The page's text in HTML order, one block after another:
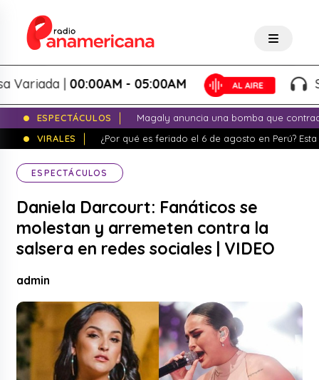
|00:00AM - 05:00AM
ESPECTÁCULOS
Magaly anuncia una bomba que
VIRALES
¿Por qué es feriado el 6 de agosto en Perú?
ESPECTÁCULOS
Daniela Darcourt: Fanáticos se
molestan y arremeten contra la
salsera en redes sociales | VIDEO
admin